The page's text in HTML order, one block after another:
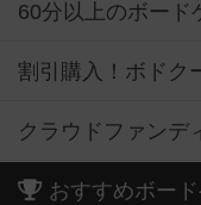
60分以上のボード
割引購入！ボドク
クラウドファンデ
おすすめボー